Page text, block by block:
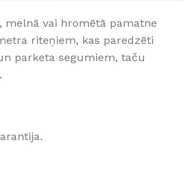
melnā vai hromētā pamatne
riteņiem, kas paredzēti
parketa segumiem, taču